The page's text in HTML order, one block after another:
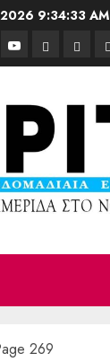
9:34:35 AM
269